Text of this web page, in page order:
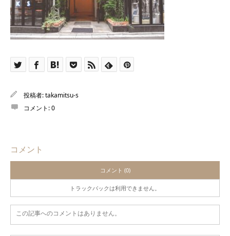
投稿者:takamitsu-s
コメント:0
コメント
コメント (0)
トラックバックは利用できません。
この記事へのコメントはありません。